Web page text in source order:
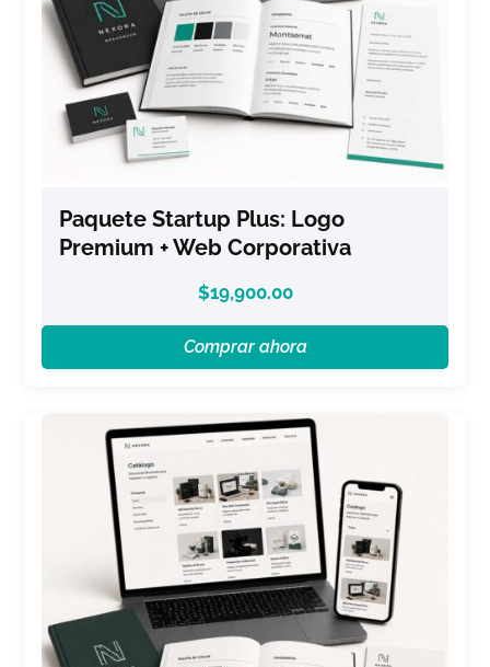
Paquete Startup Plus: Logo
Premium + Web Corporativa
$19,900.00
Comprar ahora